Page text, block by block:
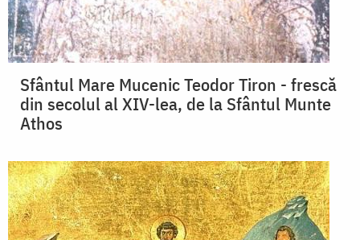
Sfântul Mare Mucenic Teodor Tiron - frescă
din secolul al XIV-lea, de la Sfântul Munte
Athos